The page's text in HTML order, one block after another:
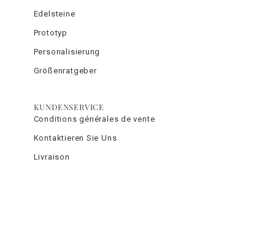
Edelsteine
Prototyp
Personalisierung
Größenratgeber
KUNDENSERVICE
Conditions générales de vente
Kontaktieren Sie Uns
Livraison